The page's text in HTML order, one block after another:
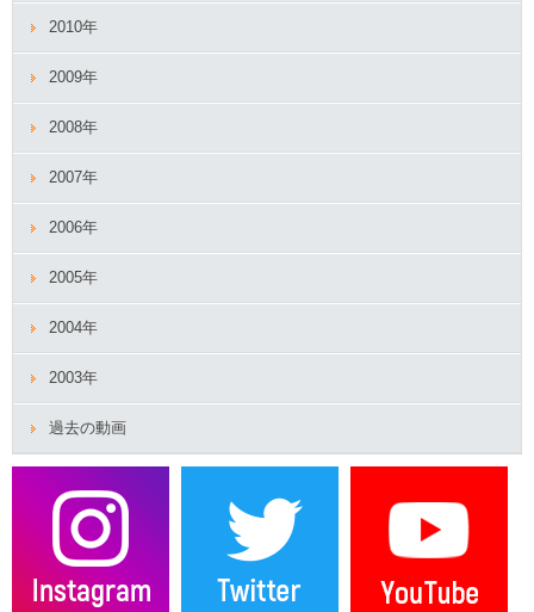
2010年
2009年
2008年
2007年
2006年
2005年
2004年
2003年
過去の動画